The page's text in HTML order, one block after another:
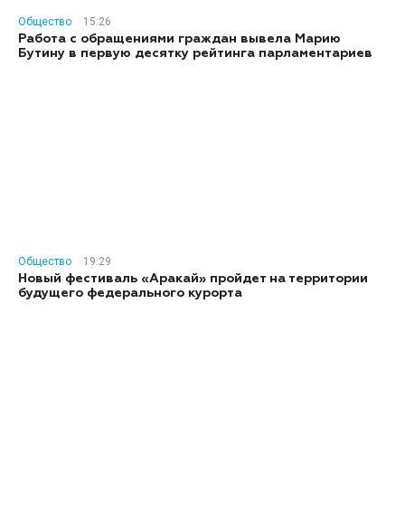
Общество
15:26
Работа с обращениями граждан вывела Марию
Бутину в первую десятку рейтинга парламентариев
Общество
19:29
Новый фестиваль «Аракай» пройдет на территории
будущего федерального курорта